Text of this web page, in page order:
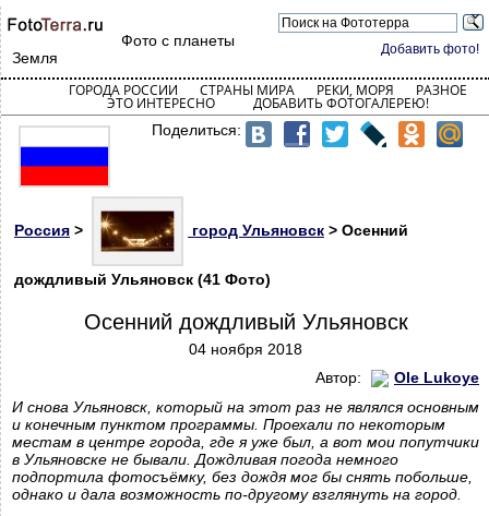
Добавить фото!
Фото с планеты
Земля
ГОРОДА РОССИИ СТРАНЫ МИРА РЕКИ, МОРЯ РАЗНОЕ
ЭТО ИНТЕРЕСНО ДОБАВИТЬ ФОТОГАЛЕРЕЮ!
Поделиться:
Россия > город Ульяновск > Осенний
дождливый Ульяновск (41 Фото)
Осенний дождливый Ульяновск
04 ноября 2018
Автор:
Ole Lukoye
И снова Ульяновск, который на этот раз не являлся основным
и конечным пунктом программы. Проехали по некоторым
местам в центре города, где я уже был, а вот мои попутчики
в Ульяновске не бывали. Дождливая погода немного
подпортила фотосъёмку, без дождя мог бы снять побольше,
однако и дала возможность по-другому взглянуть на город.